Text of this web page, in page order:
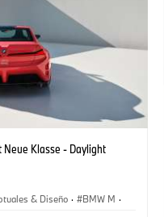
Neue Klasse - Daylight
& Diseño · BMW M ·